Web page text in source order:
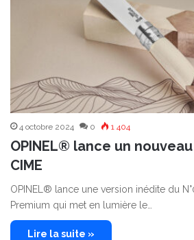
4 octobre 2024 0 1 404
OPINEL® lance un
CIME
OPINEL® lance une version inédite du
Premium qui met en lumière le…
Lire la suite »